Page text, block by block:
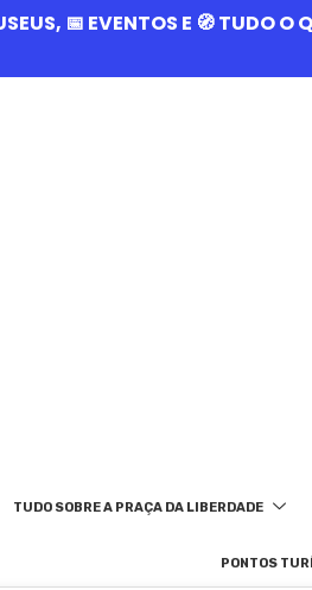
📅 EVENTOS E 🧭 TUDO O
TUDO SOBRE A PRAÇA DA LIBERDADE
PONTOS